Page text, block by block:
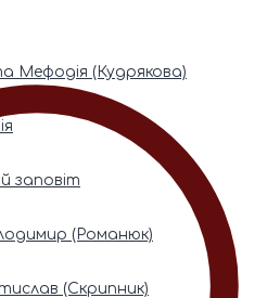
Мефодія (Кудрякова)
заповіт
(Романюк)
(Скрипник)